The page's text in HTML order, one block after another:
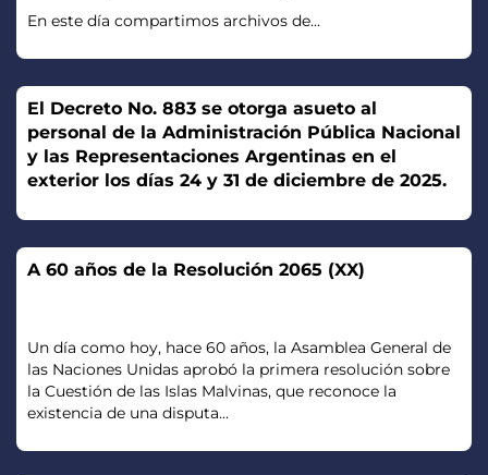
En este día compartimos archivos de...
El Decreto No. 883 se otorga asueto al
personal de la Administración Pública Nacional
y las Representaciones Argentinas en el
exterior los días 24 y 31 de diciembre de 2025.
A 60 años de la Resolución 2065 (XX)
Un día como hoy, hace 60 años, la Asamblea General de
las Naciones Unidas aprobó la primera resolución sobre
la Cuestión de las Islas Malvinas, que reconoce la
existencia de una disputa...